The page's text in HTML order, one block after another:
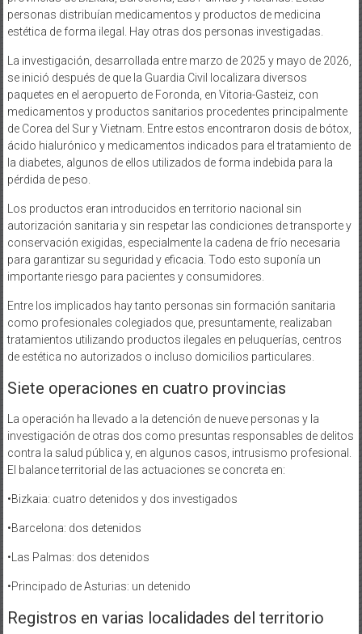
personas distribuían medicamentos y productos de medicina
estética de forma ilegal. Hay otras dos personas investigadas.
La investigación, desarrollada entre marzo de 2025 y mayo de 2026,
se inició después de que la Guardia Civil localizara diversos
paquetes en el aeropuerto de Foronda, en Vitoria-Gasteiz, con
medicamentos y productos sanitarios procedentes principalmente
de Corea del Sur y Vietnam. Entre estos encontraron dosis de bótox,
ácido hialurónico y medicamentos indicados para el tratamiento de
la diabetes, algunos de ellos utilizados de forma indebida para la
pérdida de peso.
Los productos eran introducidos en territorio nacional sin
autorización sanitaria y sin respetar las condiciones de transporte y
conservación exigidas, especialmente la cadena de frío necesaria
para garantizar su seguridad y eficacia. Todo esto suponía un
importante riesgo para pacientes y consumidores.
Entre los implicados hay tanto personas sin formación sanitaria
como profesionales colegiados que, presuntamente, realizaban
tratamientos utilizando productos ilegales en peluquerías, centros
de estética no autorizados o incluso domicilios particulares.
Siete operaciones en cuatro provincias
La operación ha llevado a la detención de nueve personas y la
investigación de otras dos como presuntas responsables de delitos
contra la salud pública y, en algunos casos, intrusismo profesional.
El balance territorial de las actuaciones se concreta en:
•Bizkaia: cuatro detenidos y dos investigados
•Barcelona: dos detenidos
•Las Palmas: dos detenidos
•Principado de Asturias: un detenido
Registros en varias localidades del territorio